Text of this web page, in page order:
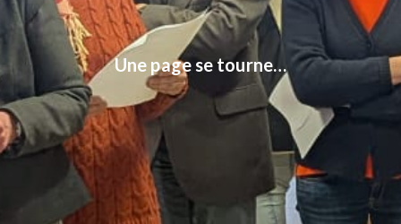
Une page se tourne…